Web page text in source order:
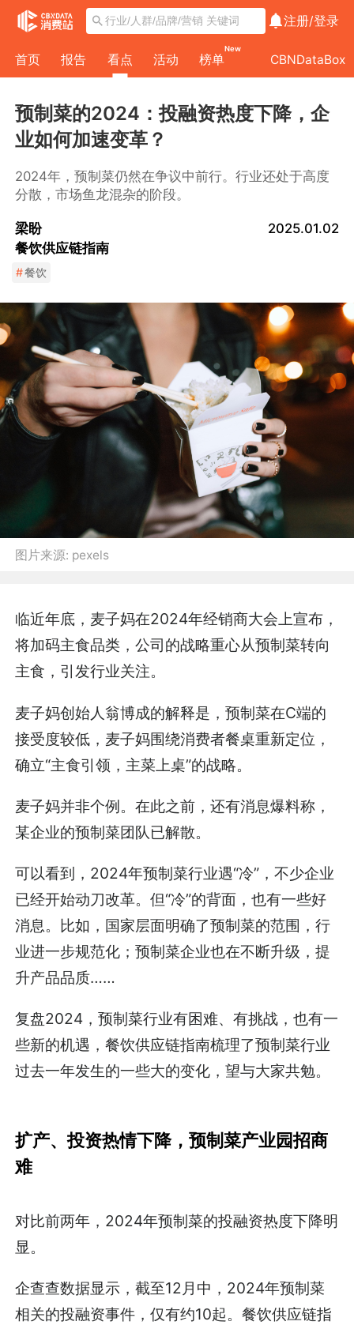
注册/登录
首页 报告 看点 活动 榜单
New
CBNDataBox
预制菜的2024：投融资热度下降，企
业如何加速变革？
2024年，预制菜仍然在争议中前行。行业还处于高度
分散，市场鱼龙混杂的阶段。
梁盼
餐饮供应链指南
2025.01.02
#餐饮
图片来源: pexels
临近年底，麦子妈在2024年经销商大会上宣布，
将加码主食品类，公司的战略重心从预制菜转向
主食，引发行业关注。
麦子妈创始人翁博成的解释是，预制菜在C端的
接受度较低，麦子妈围绕消费者餐桌重新定位，
确立“主食引领，主菜上桌”的战略。
麦子妈并非个例。在此之前，还有消息爆料称，
某企业的预制菜团队已解散。
可以看到，2024年预制菜行业遇“冷”，不少企业
已经开始动刀改革。但“冷”的背面，也有一些好
消息。比如，国家层面明确了预制菜的范围，行
业进一步规范化；预制菜企业也在不断升级，提
升产品品质……
复盘2024，预制菜行业有困难、有挑战，也有一
些新的机遇，餐饮供应链指南梳理了预制菜行业
过去一年发生的一些大的变化，望与大家共勉。
扩产、投资热情下降，预制菜产业园招商
难
对比前两年，2024年预制菜的投融资热度下降明
显。
企查查数据显示，截至12月中，2024年预制菜
相关的投融资事件，仅有约10起。餐饮供应链指